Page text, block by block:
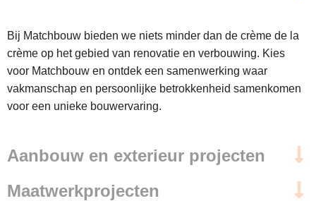
Bij Matchbouw bieden we niets minder dan de crème de la
crème op het gebied van renovatie en verbouwing. Kies
voor Matchbouw en ontdek een samenwerking waar
vakmanschap en persoonlijke betrokkenheid samenkomen
voor een unieke bouwervaring.
Aanbouw en exterieur projecten
Maatwerkprojecten